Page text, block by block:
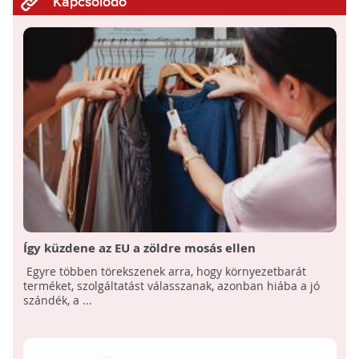
Így küzdene az EU a zöldre mosás ellen
Egyre többen törekszenek arra, hogy környezetbarát
terméket, szolgáltatást válasszanak, azonban hiába a jó
szándék, a ...